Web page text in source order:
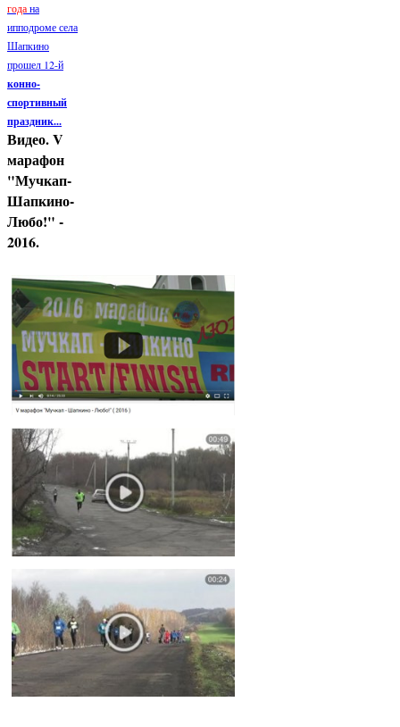
годана
ипподроме села
Шапкино
прошел 12-й
конно-
спортивный
праздник...
Видео. V
марафон
"Мучкап-
Шапкино-
Любо!" -
2016.